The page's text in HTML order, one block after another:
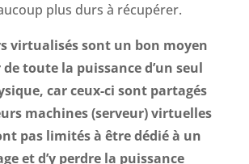
plus durs à récupérer.
virtualisés sont un bon moyen
toute la puissance d’un seul
car ceux-ci sont partagés
machines (serveur) virtuelles
pas limités àêtre dédié à un
et d’y perdre la puissance